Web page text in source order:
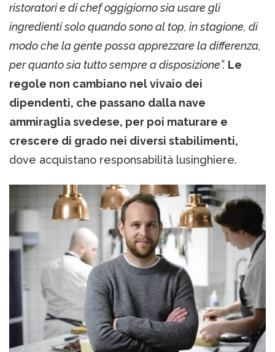
ristoratori e di chef oggigiorno sia usare gli
ingredienti solo quando sono al top, in stagione, di
modo che la gente possa apprezzare la differenza,
per quanto sia tutto sempre a disposizione”. Le
regole non cambiano nel vivaio dei
dipendenti, che passano dalla nave
ammiraglia svedese, per poi maturare e
crescere di grado nei diversi stabilimenti,
dove acquistano responsabilità lusinghiere.